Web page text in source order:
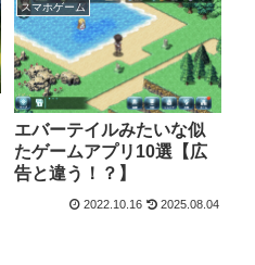
スマホゲーム
エバーテイルみたいな似
たゲームアプリ10選【広
告と違う！？】
2022.10.16 2025.08.04